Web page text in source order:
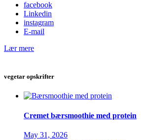
facebook
Linkedin
instagram
E-mail
Lær mere
vegetar opskrifter
Cremet bærsmoothie med protein
May 31, 2026